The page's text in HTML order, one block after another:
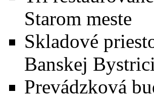
Starom meste
Skladové
Banskej Bystrici
Prevádzková